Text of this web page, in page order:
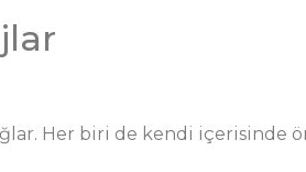
Her biri de kendi içerisinde